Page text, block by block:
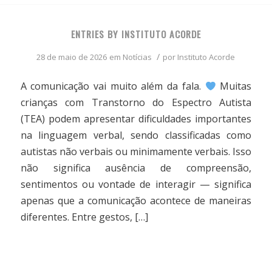
ENTRIES BY INSTITUTO ACORDE
28 de maio de 2026 em Notícias / por Instituto Acorde
A comunicação vai muito além da fala.
Muitas
crianças com Transtorno do Espectro Autista
(TEA) podem apresentar dificuldades importantes
na linguagem verbal, sendo classificadas como
autistas não verbais ou minimamente verbais. Isso
não significa ausência de compreensão,
sentimentos ou vontade de interagir — significa
apenas que a comunicação acontece de maneiras
diferentes. Entre gestos, […]